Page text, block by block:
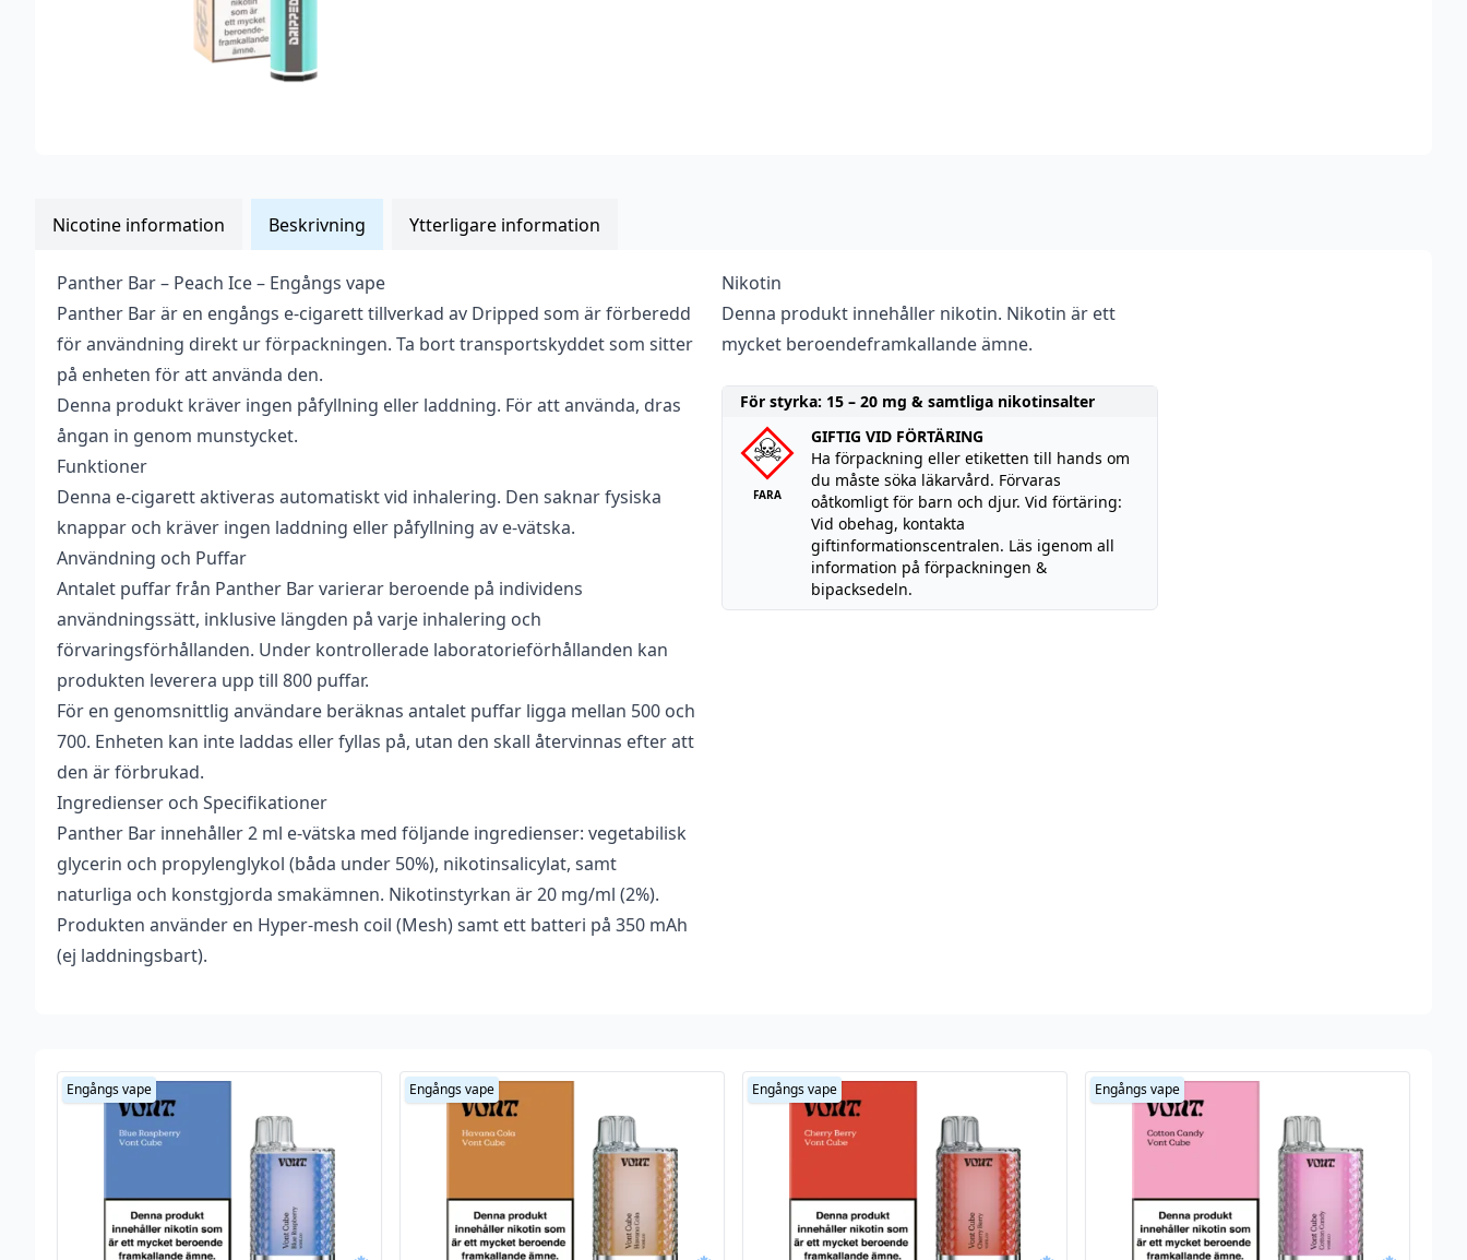
Nicotine information Beskrivning Ytterligare information
Nikotin är ett mycket beroendeframkallande ämne.
Nikotin är giftigt i ren form. Denna produkt är utspädd men ska användas
med försiktighet.
Vid kontakt av nikotin på huden bör du alltid noggrant tvätta den av den del
som exponerats.
Använd gärna handskar och undvik att röra dina ögon och ditt ansikte vid
Panther Bar – Peach Ice – Engångs vape
Panther Bar är en engångs e-cigarett tillverkad av Dripped som är förberedd
för användning direkt ur förpackningen. Ta bort transportskyddet som sitter
på enheten för att använda den.
Denna produkt kräver ingen påfyllning eller laddning. För att använda, dras
ångan in genom munstycket.
Funktioner
Denna e-cigarett aktiveras automatiskt vid inhalering. Den saknar fysiska
knappar och kräver ingen laddning eller påfyllning av e-vätska.
Användning och Puffar
Antalet puffar från Panther Bar varierar beroende på individens
användningssätt, inklusive längden på varje inhalering och
förvaringsförhållanden. Under kontrollerade laboratorieförhållanden kan
produkten leverera upp till 800 puffar.
För en genomsnittlig användare beräknas antalet puffar ligga mellan 500 och
700. Enheten kan inte laddas eller fyllas på, utan den skall återvinnas efter att
den är förbrukad.
Ingredienser och Specifikationer
Panther Bar innehåller 2 ml e-vätska med följande ingredienser: vegetabilisk
glycerin och propylenglykol (båda under 50%), nikotinsalicylat, samt
naturliga och konstgjorda smakämnen. Nikotinstyrkan är 20 mg/ml (2%).
Produkten använder en Hyper-mesh coil (Mesh) samt ett batteri på 350 mAh
(ej laddningsbart).
Nikotin
Denna produkt innehåller nikotin. Nikotin är ett
mycket beroendeframkallande ämne.
För styrka: 15 – 20 mg & samtliga nikotinsalter
FARA
GIFTIG VID FÖRTÄRING
Ha förpackning eller etiketten till hands om
du måste söka läkarvård. Förvaras
oåtkomligt för barn och djur. Vid förtäring:
Vid obehag, kontakta
giftinformationscentralen. Läs igenom all
information på förpackningen &
bipacksedeln.
Vikt
0,033 kg
Antal
1 st
Innehåller
cooling
Nikotin
20 mg
Tillverkare
Dripped
Typ
Engångs vape
Vätskekapacitet 2 ml
Beskrivande
Fruktig,Kylig,Söt
Smakprofil
Persika,Kyla
Engångs vape Engångs vape Engångs vape Engångs vape